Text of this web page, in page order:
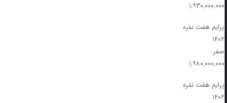
۱,۹۳۰,۰۰۰,۰۰۰
پرایم هفت نفره
۱۴۰۲
صفر
۱,۹۸۰,۰۰۰,۰۰۰
پرایم هفت نفره
۱۴۰۲